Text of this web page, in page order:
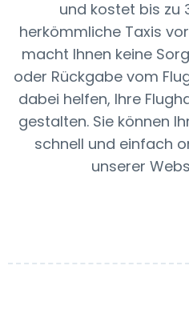
und kostet bis zu
herkömmliche Taxis
macht Ihnen keine
oder Rückgabe vom
dabei helfen, Ihre
gestalten. Sie können
schnell und einfach
unserer